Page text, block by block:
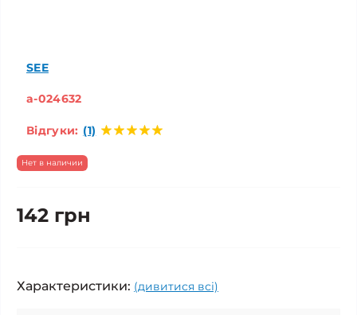
SEE
a-024632
Відгуки: (1)
Нет в наличии
142 грн
Характеристики: (дивитися всі)